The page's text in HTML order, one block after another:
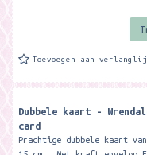
Toevoegen aan
Dubbele kaart -
card
Prachtige dubbele kaart